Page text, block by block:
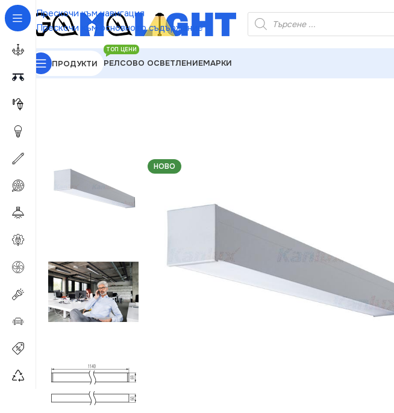
Прескочи към навигация
Прескочи към основното съдържание
ХЕЙ ТИ! РЕГИСТРИРАЙ
ПРОДУКТИ РЕЛСОВО ОСВЕТЛЕНИЕ
ТОП ЦЕНИ
МАРКИ
GAMALIGHT»
НОВО